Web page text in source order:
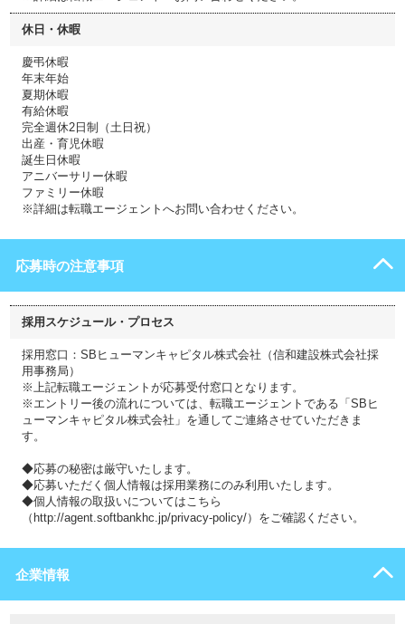
休日・休暇
慶弔休暇
年末年始
夏期休暇
有給休暇
完全週休2日制（土日祝）
出産・育児休暇
誕生日休暇
アニバーサリー休暇
ファミリー休暇
※詳細は転職エージェントへお問い合わせください。
応募時の注意事項
採用スケジュール・プロセス
採用窓口：SBヒューマンキャピタル株式会社（信和建設株式会社採
用事務局）
※上記転職エージェントが応募受付窓口となります。
※エントリー後の流れについては、転職エージェントである「SBヒ
ューマンキャピタル株式会社」を通してご連絡させていただきま
す。
◆応募の秘密は厳守いたします。
◆応募いただく個人情報は採用業務にのみ利用いたします。
◆個人情報の取扱いについてはこちら
（http://agent.softbankhc.jp/privacy-policy/）をご確認ください。
企業情報